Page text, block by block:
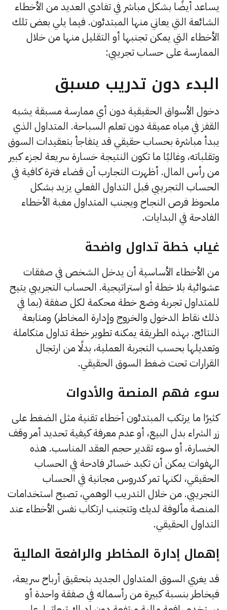
يساعد أيضًا بشكل مباشر في تفادي العديد من الأخطاء
الشائعة التي يعاني منها المبتدئون. فيما يلي بعض تلك
الأخطاء التي يمكن تجنبها أو التقليل منها من خلال
الممارسة على حساب تجريبي:
البدء دون تدريب مسبق
دخول الأسواق الحقيقية دون أي ممارسة مسبقة يشبه
القفز في مياه عميقة دون تعلم السباحة. المتداول الذي
يبدأ مباشرة بحساب حقيقي قد يتفاجأ بتعقيدات السوق
وتقلباته، وغالبًا ما تكون النتيجة خسارة سريعة لجزء كبير
من رأس المال. أظهرت التجارب أن قضاء فترة كافية في
الحساب التجريبي قبل التداول الفعلي يزيد بشكل
ملحوظ فرص النجاح ويجنب المتداول مغبة الأخطاء
الفادحة في البدايات.
غياب خطة تداول واضحة
من الأخطاء الأساسية أن يدخل الشخص في صفقات
عشوائية بلا خطة أو استراتيجية. الحساب التجريبي يتيح
للمتداول تجربة وضع خطة محكمة لكل صفقة (بما في
ذلك نقاط الدخول والخروج وإدارة المخاطر) ومتابعة
النتائج. بهذه الطريقة يمكنه تطوير خطة تداول متكاملة
وتعديلها بحسب التجربة العملية، بدلًا من ارتجال
القرارات تحت ضغط السوق الحقيقي.
سوء فهم المنصة والأدوات
كثيرًا ما يرتكب المبتدئون أخطاء تقنية مثل الضغط على
زر الشراء بدل البيع، أو عدم معرفة كيفية تحديد أمر وقف
الخسارة، أو سوء تقدير حجم العقد المناسب. هذه
الهفوات يمكن أن تكبد خسائر فادحة في الحساب
الحقيقي، لكنها تمر كدروس مجانية في الحساب
التجريبي. من خلال التدريب الوهمي، تصبح استخدامات
المنصة مألوفة لديك وتتجنب ارتكاب نفس الأخطاء عند
التداول الحقيقي.
إهمال إدارة المخاطر والرافعة المالية
قد يغري السوق المتداول الجديد بتحقيق أرباح سريعة،
فيخاطر بنسبة كبيرة من رأسماله في صفقة واحدة أو